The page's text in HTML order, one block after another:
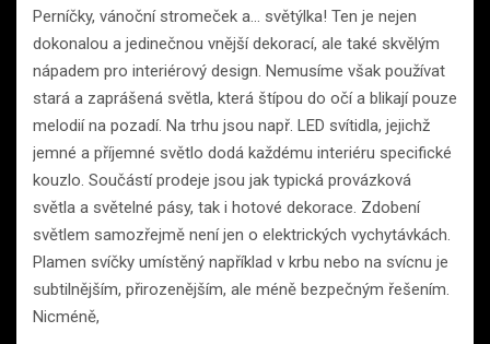
Perníčky, vánoční stromeček a… světýlka! Ten je nejen
dokonalou a jedinečnou vnější dekorací, ale také skvělým
nápadem pro interiérový design. Nemusíme však používat
stará a zaprášená světla, která štípou do očí a blikají pouze
melodií na pozadí. Na trhu jsou např. LED svítidla, jejichž
jemné a příjemné světlo dodá každému interiéru specifické
kouzlo. Součástí prodeje jsou jak typická provázková
světla a světelné pásy, tak i hotové dekorace. Zdobení
světlem samozřejmě není jen o elektrických vychytávkách.
Plamen svíčky umístěný například v krbu nebo na svícnu je
subtilnějším, přirozenějším, ale méně bezpečným řešením.
Nicméně,